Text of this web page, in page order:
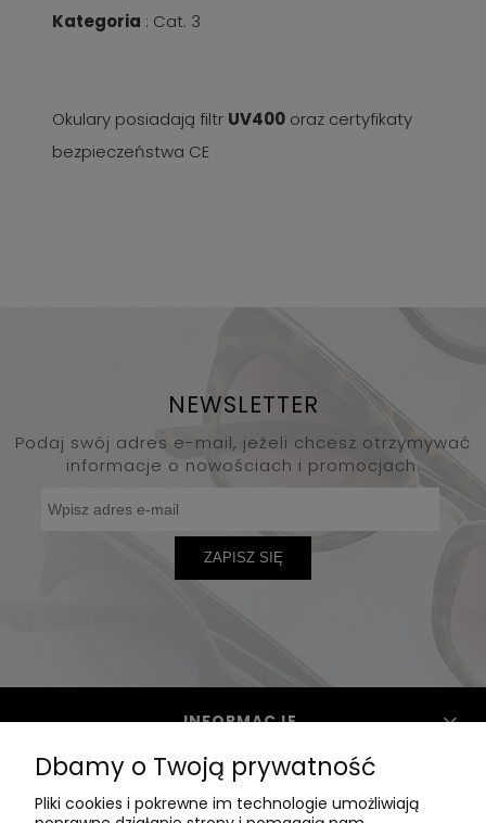
Kategoria : Cat. 3
Okulary posiadają filtr UV400 oraz certyfikaty
bezpieczeństwa CE
NEWSLETTER
Podaj swój adres e-mail, jeżeli chcesz otrzymywać
informacje o nowościach i promocjach.
ZAPISZ SIĘ
INFORMACJE
Dbamy o Twoją prywatność
Pliki cookies i pokrewne im technologie umożliwiają